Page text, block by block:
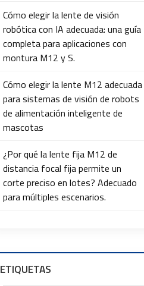
Cómo elegir la lente de visión
robótica con IA adecuada: una guía
completa para aplicaciones con
montura M12 y S.
Cómo elegir la lente M12 adecuada
para sistemas de visión de robots
de alimentación inteligente de
mascotas
¿Por qué la lente fija M12 de
distancia focal fija permite un
corte preciso en lotes? Adecuado
para múltiples escenarios.
ETIQUETAS